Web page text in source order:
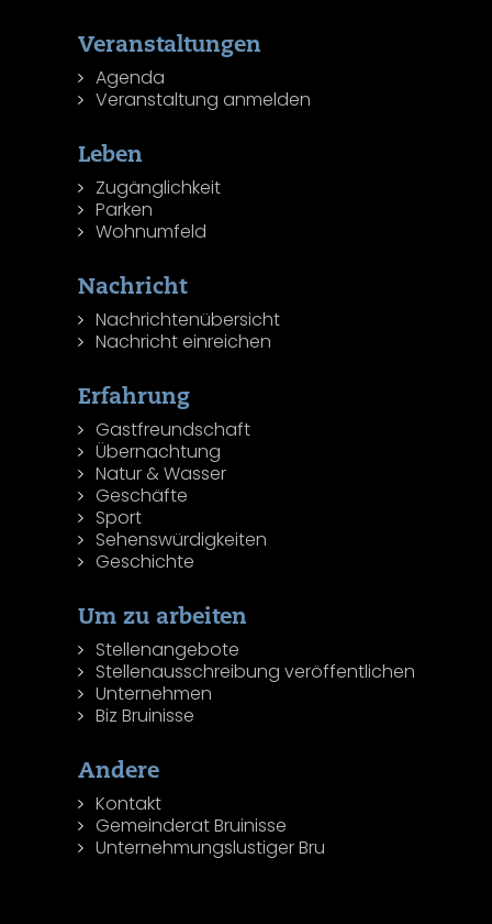
Veranstaltungen
Agenda
Veranstaltung anmelden
Leben
Zugänglichkeit
Parken
Wohnumfeld
Nachricht
Nachrichtenübersicht
Nachricht einreichen
Erfahrung
Gastfreundschaft
Übernachtung
Natur & Wasser
Geschäfte
Sport
Sehenswürdigkeiten
Geschichte
Um zu arbeiten
Stellenangebote
Stellenausschreibung veröffentlichen
Unternehmen
Biz Bruinisse
Andere
Kontakt
Gemeinderat Bruinisse
Unternehmungslustiger Bru